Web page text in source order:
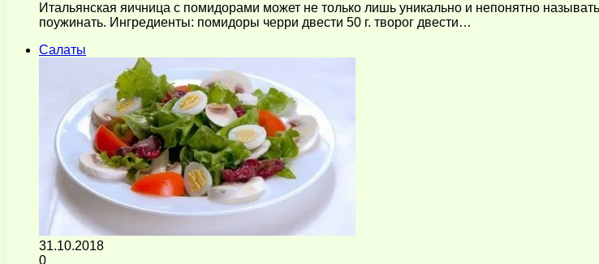
Итальянская яичница с помидорами может не только лишь уникально и непонятно
поужинать. Ингредиенты: помидоры черри двести 50 г. творог двести…
Салаты
31.10.2018
0